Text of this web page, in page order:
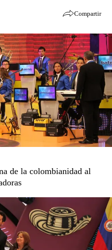
Compartir
de la colombianidad al